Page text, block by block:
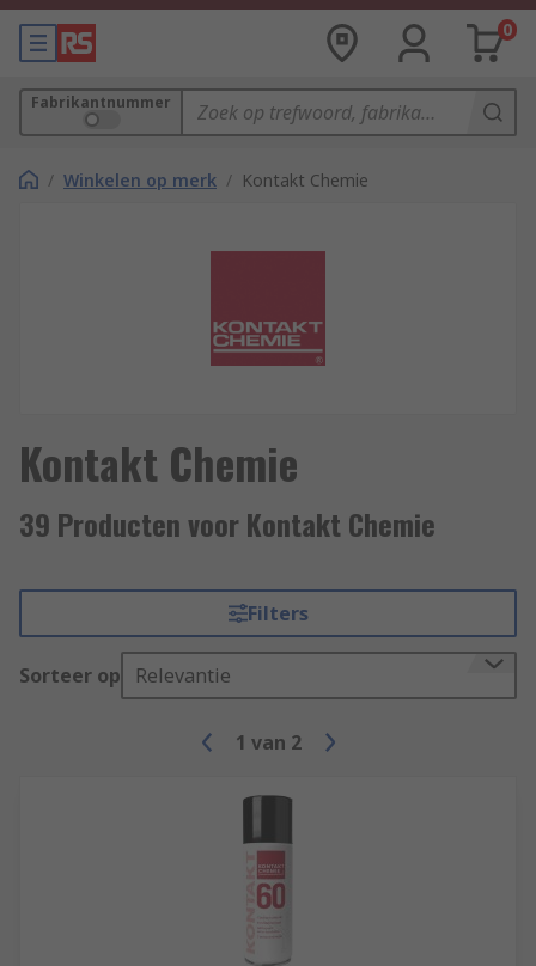
0
Fabrikantnummer
/ Winkelen op merk / Kontakt Chemie
Kontakt Chemie
39 Producten voor Kontakt Chemie
Filters
Sorteer op Relevantie
1 van 2